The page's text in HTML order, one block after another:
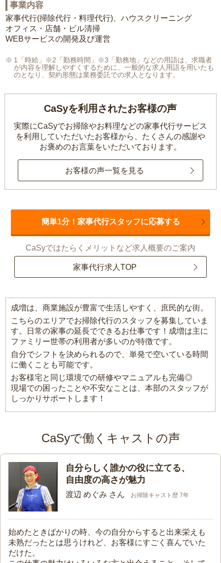
事業内容
家事代行(掃除代行・料理代行)、ハウスクリーニング
オフィス・店舗・ビル清掃
WEBサービスの開発及び運営
1「時給」※2「勤務時間」※3「勤務地」などの用語は、求職者
が内容を理解しやすくするために、一般的な求人用語を用いたも
のとなり、契約形態は業務委託での求人となります。
CaSyを利用されたお客様の声
実際にCaSyでお掃除やお料理などの家事代行サービス
を利用していただいたお客様から、 たくさんの感謝や
お褒めのお言葉をいただいております。
お客様の声一覧を見る
簡単1分！家事代行スタッフに応募する
CaSyではたらくメリットなど求人概要のご案内
家事代行求人TOP
成増は、商業施設が豊富で生活しやすく、庶民的な街。
こちらのエリアでお掃除代行のスタッフを募集していま
す。日常の家事の延長でできるお仕事です！成増は主に
ファミリー世帯の利用者が多いのが特徴です。
自分でシフトを決められるので、単発で空いている時間
に働くことも可能です。
お客様宅と同じ環境での研修やマニュアルも完備◎
現場での困ったことや不安なことは、本部のスタッフが
しっかりサポートします！
CaSyで働くキャストの声
自分らしく誰かの役に立てる、
自由度の高さが魅力
渡辺 めぐみ さん お掃除キャスト歴 7年
始めたときばかりの時、今の自分からすると出来栄えも
未熟だったとは思うけれど、お客様にすごく喜んでいた
だけた。